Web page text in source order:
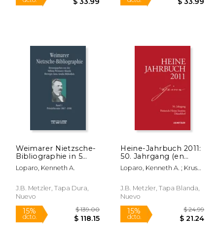
Weimarer Nietzsche-
Bibliographie in 5
Bänden: Band 1:
Primärliteratur 1867-
Loparo, Kenneth A.
J.B. Metzler, Tapa Dura,
Nuevo
Heine-Jahrbuch 2011:
50. Jahrgang (en
Alemán)
Loparo, Kenneth A. ; Kruse,
Wilczek, Sabine
J.B. Metzler, Tapa Blanda,
Nuevo